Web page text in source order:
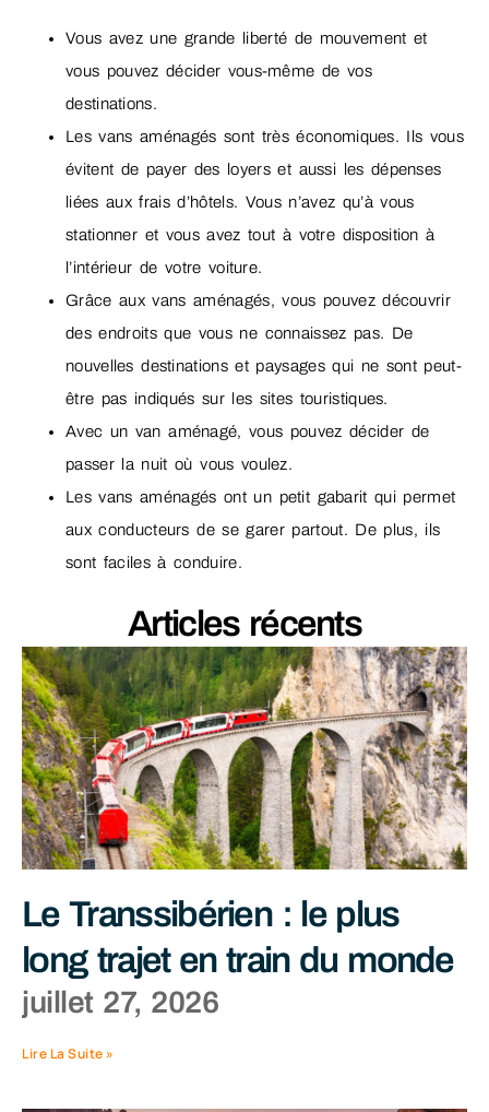
Vous avez une grande liberté de mouvement et
vous pouvez décider vous-même de vos
destinations.
Les vans aménagés sont très économiques. Ils vous
évitent de payer des loyers et aussi les dépenses
liées aux frais d’hôtels. Vous n’avez qu’à vous
stationner et vous avez tout à votre disposition à
l’intérieur de votre voiture.
Grâce aux vans aménagés, vous pouvez découvrir
des endroits que vous ne connaissez pas. De
nouvelles destinations et paysages qui ne sont peut-
être pas indiqués sur les sites touristiques.
Avec un van aménagé, vous pouvez décider de
passer la nuit où vous voulez.
Les vans aménagés ont un petit gabarit qui permet
aux conducteurs de se garer partout. De plus, ils
sont faciles à conduire.
Articles récents
Le Transsibérien : le plus
long trajet en train du monde
juillet 27, 2026
Lire La Suite »